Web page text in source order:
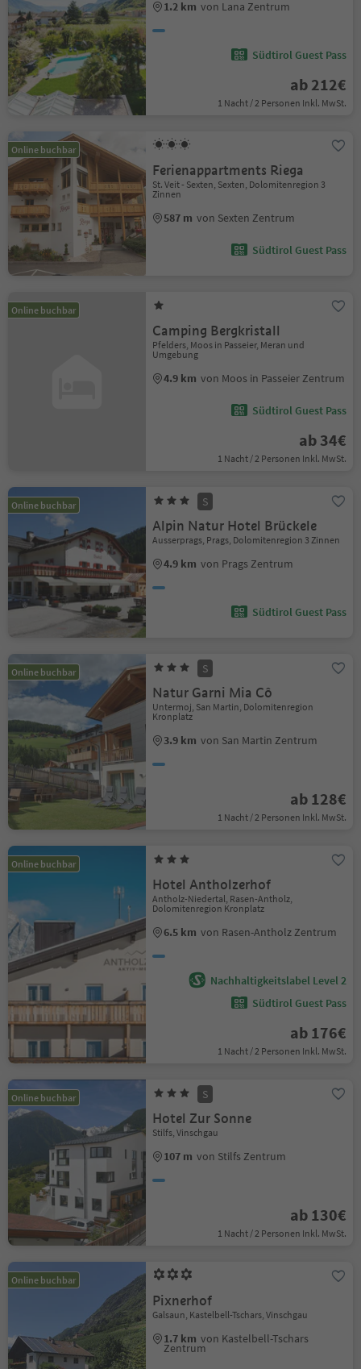
1.2 km von Lana Zentrum
Südtirol Guest Pass
ab 212€
1 Nacht / 2 Personen Inkl. MwSt.
Online buchbar
Ferienappartments Riega
St. Veit - Sexten, Sexten, Dolomitenregion 3
Zinnen
587 m von Sexten Zentrum
Südtirol Guest Pass
Online buchbar
Camping Bergkristall
Pfelders, Moos in Passeier, Meran und
Umgebung
4.9 km von Moos in Passeier Zentrum
Südtirol Guest Pass
ab 34€
1 Nacht / 2 Personen Inkl. MwSt.
Online buchbar S
Alpin Natur Hotel Brückele
Ausserprags, Prags, Dolomitenregion 3 Zinnen
4.9 km von Prags Zentrum
Südtirol Guest Pass
Online buchbar S
Natur Garni Mia Cô
Untermoj, San Martin, Dolomitenregion
Kronplatz
3.9 km von San Martin Zentrum
ab 128€
1 Nacht / 2 Personen Inkl. MwSt.
Online buchbar
Hotel Antholzerhof
Antholz-Niedertal, Rasen-Antholz,
Dolomitenregion Kronplatz
6.5 km von Rasen-Antholz Zentrum
Nachhaltigkeitslabel Level 2
Südtirol Guest Pass
ab 176€
1 Nacht / 2 Personen Inkl. MwSt.
Online buchbar S
Hotel Zur Sonne
Stilfs, Vinschgau
107 m von Stilfs Zentrum
ab 130€
1 Nacht / 2 Personen Inkl. MwSt.
Online buchbar
Pixnerhof
Galsaun, Kastelbell-Tschars, Vinschgau
1.7 km von Kastelbell-Tschars
Zentrum